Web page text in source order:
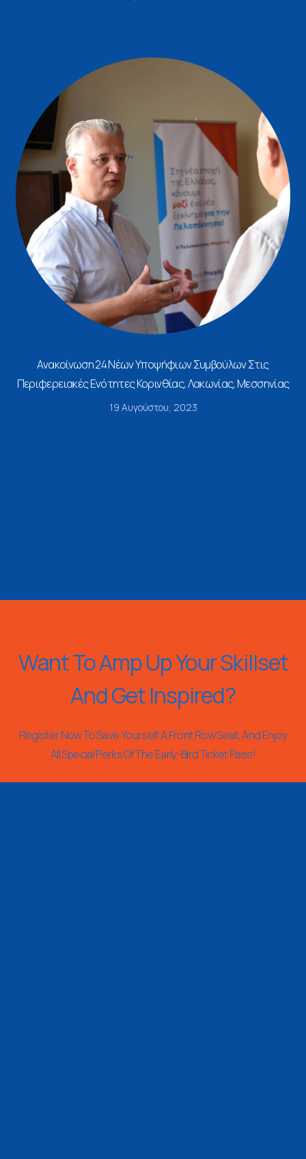
Ανακοίνωση 24 Νέων Υποψήφιων Συμβούλων Στις
Περιφερειακές Ενότητες Κορινθίας, Λακωνίας, Μεσσηνίας
19 Αυγούστου, 2023
Want To Amp Up Your Skillset
And Get Inspired?
Register Now To Save Yourself A Front Row Seat, And Enjoy
All Special Perks Of The Early-Bird Ticket Pass!